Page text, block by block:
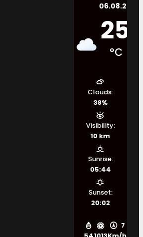
06.08.2026.
25
°C
7
Clouds:
38%
Visibility:
10 km
Sunrise:
05:44
Sunset:
20:02